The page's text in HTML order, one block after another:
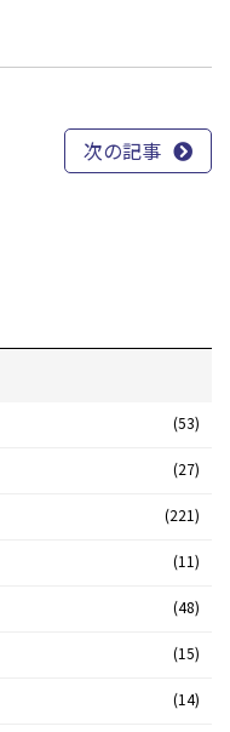
次の記事
(53)
(27)
(221)
(11)
(48)
(15)
(14)